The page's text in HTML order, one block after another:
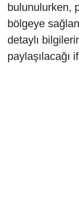
bulunulurken,
bölgeye
detaylı
paylaşılacağı